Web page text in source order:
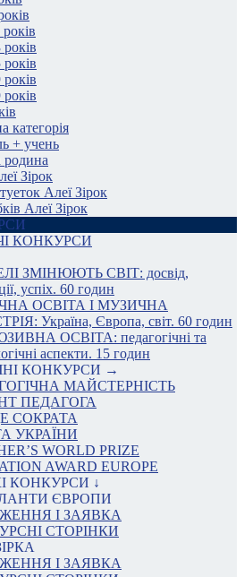
категорія
+ учень
родина
Зірок
Алеї Зірок
Алеї Зірок
КОНКУРСИ
ЗМІНЮЮТЬ СВІТ: досвід,
успіх. 60 годин
ОСВІТА І МУЗИЧНА
Україна, Європа, світ. 60 годин
ОСВІТА: педагогічні та
аспекти. 15 годин
КОНКУРСИ →
МАЙСТЕРНІСТЬ
ПЕДАГОГА
СОКРАТА
УКРАЇНИ
WORLD PRIZE
AWARD EUROPE
КОНКУРСИ ↓
ЄВРОПИ
І ЗАЯВКА
СТОРІНКИ
І ЗАЯВКА